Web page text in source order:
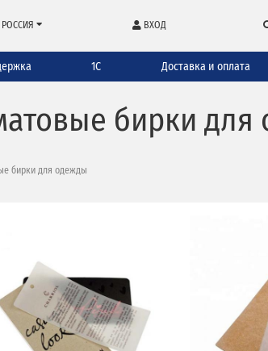
ВХОД
1С Доставка и оплата
бирки для
бирки для одежды